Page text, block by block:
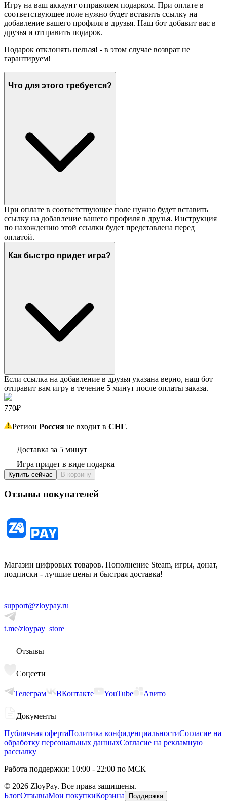
Игру на ваш аккаунт отправляем подарком. При оплате в
соответствующее поле нужно будет вставить ссылку на
добавление вашего профиля в друзья. Наш бот добавит вас в
друзья и отправить подарок.
Подарок отклонять нельзя! - в этом случае возврат не
гарантируем!
Что для этого требуется?
При оплате в соответствующее поле нужно будет вставить
ссылку на добавление вашего профиля в друзья. Инструкция
по нахождению этой ссылки будет представлена перед
оплатой.
Как быстро придет игра?
Если ссылка на добавление в друзья указана верно, наш бот
отправит вам игру в течение 5 минут после оплаты заказа.
770₽
Регион Россия не входит в СНГ.
Доставка за 5 минут
Игра придет в виде подарка
Купить сейчас В корзину
Отзывы покупателей
Магазин цифровых товаров. Пополнение Steam, игры, донат,
подписки - лучшие цены и быстрая доставка!
support@zloypay.ru
t.me/zloypay_store
Отзывы
Соцсети
Телеграм ВКонтакте YouTube Авито
Документы
Публичная офертаПолитика конфиденциальностиСогласие на
обработку персональных данныхСогласие на рекламную
рассылку
Работа поддержки: 10:00 - 22:00 по МСК
© 2026 ZloyPay. Все права защищены.
БлогОтзывыМои покупкиКорзина Поддержка